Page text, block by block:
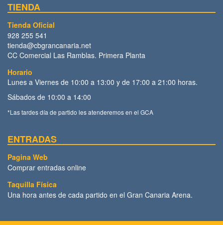
TIENDA
Tienda Oficial
928 255 541
tienda@cbgrancanaria.net
CC Comercial Las Ramblas. Primera Planta
Horario
Lunes a Viernes de 10:00 a 13:00 y de 17:00 a 21:00 horas.
Sábados de 10:00 a 14:00
*Las tardes día de partido les atenderemos en el GCA
ENTRADAS
Pagina Web
Comprar entradas online
Taquilla Física
Una hora antes de cada partido en el Gran Canaria Arena.